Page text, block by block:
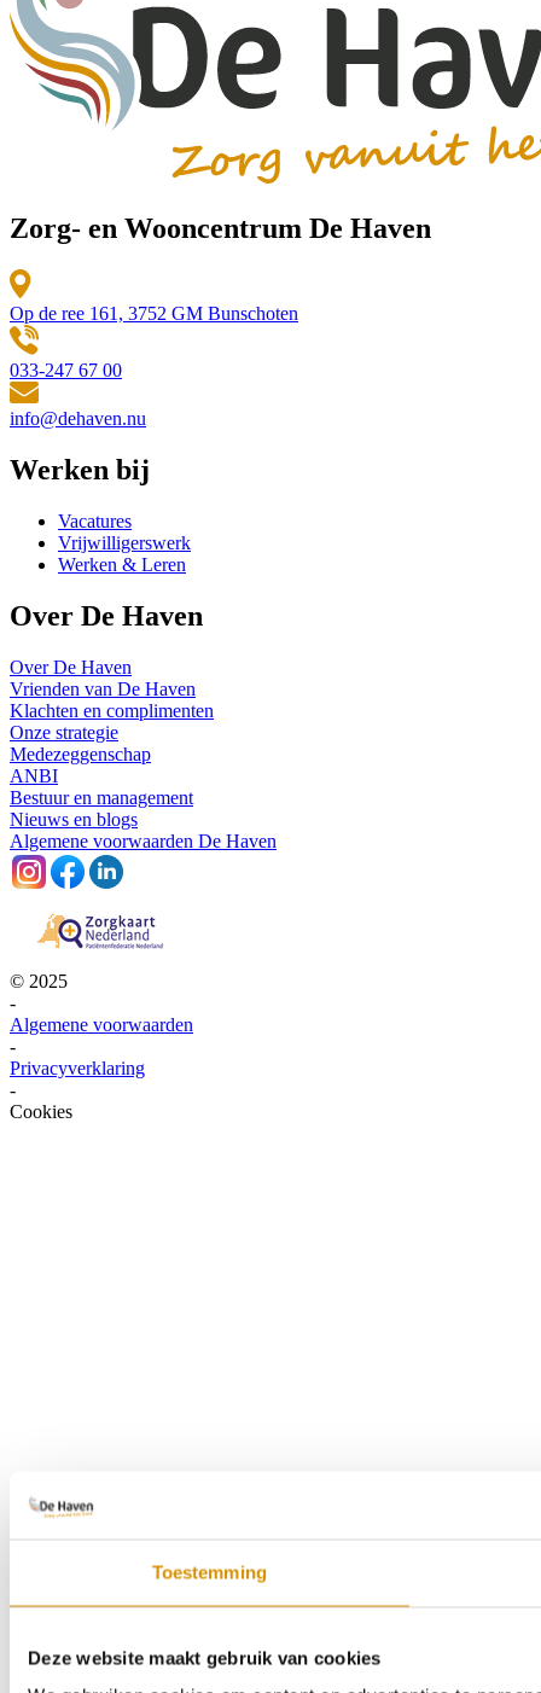
Toestemming
Deze website maakt gebruik van cookies
Zorg- en Wooncentrum De Haven
Op de ree 161, 3752 GM Bunschoten
033-247 67 00
info@dehaven.nu
Werken bij
Vacatures
Vrijwilligerswerk
Werken & Leren
Over De Haven
Over De Haven
Vrienden van De Haven
Klachten en complimenten
Onze strategie
Medezeggenschap
ANBI
Bestuur en management
Nieuws en blogs
Algemene voorwaarden De Haven
© 2025
-
Algemene voorwaarden
-
Privacyverklaring
-
Cookies